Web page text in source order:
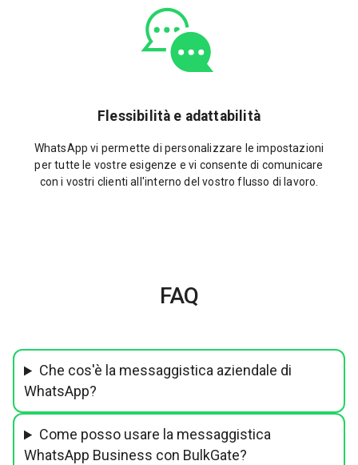
Flessibilità e adattabilità
WhatsApp vi permette di personalizzare le impostazioni
per tutte le vostre esigenze e vi consente di comunicare
con i vostri clienti all'interno del vostro flusso di lavoro.
FAQ
Che cos'è la messaggistica aziendale di
WhatsApp?
Come posso usare la messaggistica
WhatsApp Business con BulkGate?